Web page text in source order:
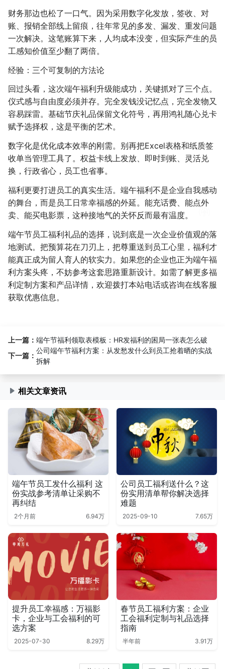
财务那边也松了一口气。因为采用数字化发放，签收、对
账、报销全部线上留痕，往年常见的多发、漏发、重发问题
一次解决。这笔账算下来，人均成本没变，但实际产生的员
工感知价值至少翻了两倍。
经验：三个可复制的方法论
回过头看，这次端午福利升级能成功，关键抓对了三个点。
仪式感与自由度必须并存。完全发钱没记忆点，完全发物又
容易踩雷。基础节庆礼品保留文化符号，再用鸿礼随心兑卡
赋予选择权，这是平衡的艺术。
数字化是优化成本效率的刚需。别再把Excel表格和纸质签
收单当管理工具了。权益卡线上发放、即时到账、灵活兑
换，行政省心，员工也省事。
福利更要打进员工的真实生活。端午福利不是企业自我感动
的舞台，而是员工日常幸福感的外延。能充话费、能点外
卖、能买电影票，这种接地气的关怀反而最有温度。
端午节员工福利礼品的选择，说到底是一次企业价值观的落
地测试。把预算花在刀刃上，把尊重送到员工心里，福利才
能真正成为留人育人的软实力。如果您的企业也正为端午福
利方案头疼，不妨参考这套思路重新设计。如需了解更多福
利定制方案和产品详情，欢迎拨打本站电话或咨询在线客服
获取优惠信息。
上一篇： 端午节福利领取表模板：HR发福利的困局一张表怎么破
下一篇：
公司端午节福利方案：从发愁发什么到员工抢着晒的实战
拆解
相关文章资讯
端午节员工发什么福利 这
份实战参考清单让采购不
再纠结
2个月前 6.94万
公司员工福利送什么？这
份实用清单帮你解决选择
难题
2025-09-10 7.65万
提升员工幸福感：万福影
卡，企业与工会福利的可
选方案
2025-07-30 8.29万
春节员工福利方案：企业
工会福利定制与礼品选择
指南
半年前 3.91万